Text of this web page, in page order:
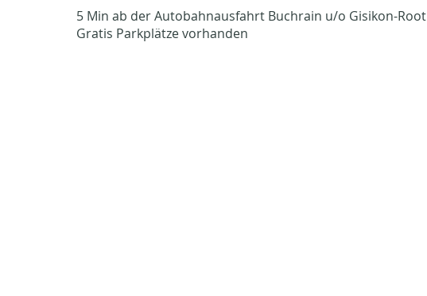
5 Min ab der Autobahnausfahrt Buchrain u/o Gisikon-Root
Gratis Parkplätze vorhanden